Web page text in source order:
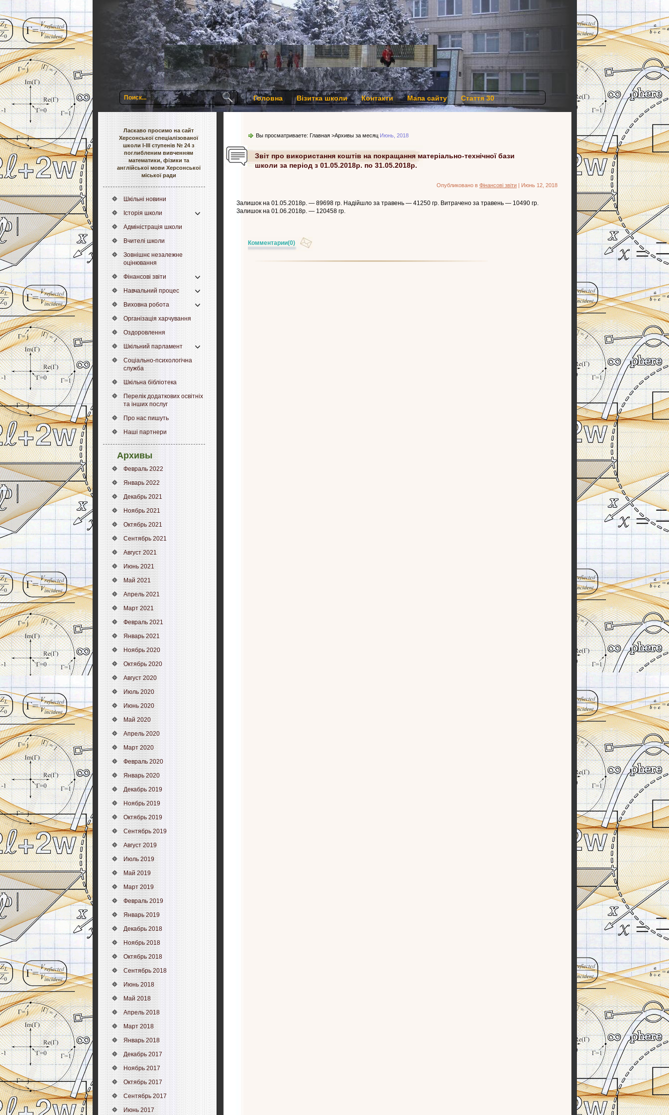
Головна Візитка школи Контакти Мапа сайту Стаття 30
Ласкаво просимо на сайт
Херсонської спеціалізованої
школи І-ІІІ ступенів № 24 з
поглибленим вивченням
математики, фізики та
англійської мови Херсонської
міської ради
Шкільні новини
Історія школи
Адміністрація школи
Вчителі школи
Зовнішнє незалежне
оцінювання
Фінансові звіти
Навчальний процес
Виховна робота
Організація харчування
Оздоровлення
Шкільний парламент
Соціально-психологічна
служба
Шкільна бібліотека
Перелік додаткових освітніх
та інших послуг
Про нас пишуть
Наші партнери
Архивы
Февраль 2022
Январь 2022
Декабрь 2021
Ноябрь 2021
Октябрь 2021
Сентябрь 2021
Август 2021
Июнь 2021
Май 2021
Апрель 2021
Март 2021
Февраль 2021
Январь 2021
Ноябрь 2020
Октябрь 2020
Август 2020
Июль 2020
Июнь 2020
Май 2020
Апрель 2020
Март 2020
Февраль 2020
Январь 2020
Декабрь 2019
Ноябрь 2019
Октябрь 2019
Сентябрь 2019
Август 2019
Июль 2019
Май 2019
Март 2019
Февраль 2019
Январь 2019
Декабрь 2018
Ноябрь 2018
Октябрь 2018
Сентябрь 2018
Июнь 2018
Май 2018
Апрель 2018
Март 2018
Январь 2018
Декабрь 2017
Ноябрь 2017
Октябрь 2017
Сентябрь 2017
Июнь 2017
Вы просматриваете: Главная >Архивы за месяц Июнь, 2018
Звіт про використання коштів на покращання матеріально-технічної бази
школи за період з 01.05.2018р. по 31.05.2018р.
Опубликовано в Фінансові звіти | Июнь 12, 2018
Залишок на 01.05.2018р. — 89698 гр. Надійшло за травень — 41250 гр. Витрачено за травень — 10490 гр.
Залишок на 01.06.2018р. — 120458 гр.
Комментарии(0)